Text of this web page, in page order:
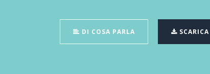
DI COSA PARLA